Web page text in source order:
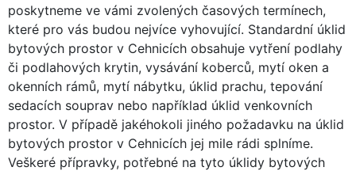
poskytneme ve vámi zvolených časových termínech,
které pro vás budou nejvíce vyhovující. Standardní úklid
bytových prostor v Cehnicích obsahuje vytření podlahy
či podlahových krytin, vysávání koberců, mytí oken a
okenních rámů, mytí nábytku, úklid prachu, tepování
sedacích souprav nebo například úklid venkovních
prostor. V případě jakéhokoli jiného požadavku na úklid
bytových prostor v Cehnicích jej mile rádi splníme.
Veškeré přípravky, potřebné na tyto úklidy bytových